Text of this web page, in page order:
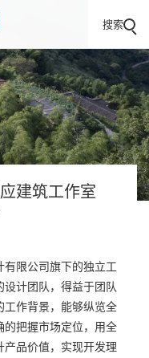
搜索
建筑工作室
限公司旗下的独立工
计团队，得益于团队
工作背景，能够纵览全
的把握市场定位，用全
品价值，实现开发理